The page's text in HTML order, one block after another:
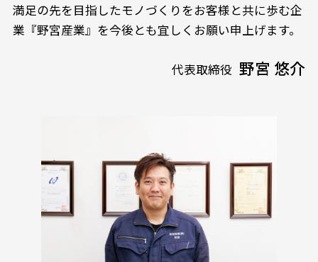
満足の先を目指したモノづくりをお客様と共に歩む企
業『野宮産業』を今後とも宜しくお願い申上げます。
代表取締役 野宮 悠介